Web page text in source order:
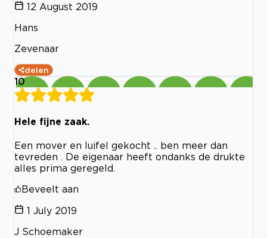
12 August 2019
Hans
Zevenaar
delen
10
Hele fijne zaak.
Een mover en luifel gekocht .. ben meer dan
tevreden . De eigenaar heeft ondanks de drukte
alles prima geregeld.
Beveelt aan
1 July 2019
J Schoemaker